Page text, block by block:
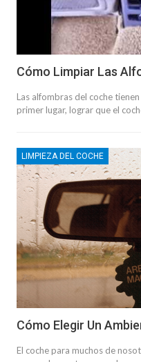
Cómo Limpiar Las
Las alfombras del coche
primer lugar, lograr que el
LIMPIEZA DEL COCHE
Cómo Elegir Un
El coche para muchos de